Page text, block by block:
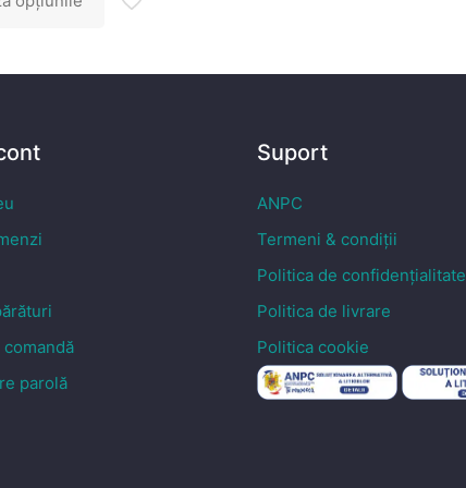
prețuri:
până
parolă
Suport
ANPC
Termeni & condiții
Politica de confidențialitate
Politica de livrare
Politica cookie